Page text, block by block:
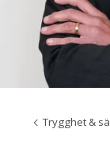
Trygghet &